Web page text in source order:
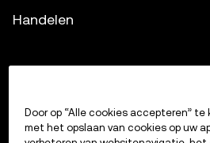
Handelen
Door op “Alle cookies accepteren”
met het opslaan van cookies op uw